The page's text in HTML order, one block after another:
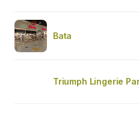
Bata
Triumph Lingerie